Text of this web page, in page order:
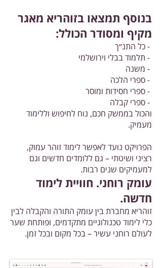
בנוסף תמצאו בזוהריא מאגר
מקיף ומסודר הכולל:
- כל התנ״ך
- תלמוד בבלי וירושלמי
- משנה
- ספרי הלכה
- ספרי חסידות ומוסר
- ספרי קבלה
והכול בממשק חכם, נוח לחיפוש וללימוד
מעמיק.
הפרויקט נועד לאפשר לימוד זוהר עמוק,
רציני ושיטתי – גם ללומדים חדשים וגם
למעמיקים שנים רבות.
עומק רוחני. חוויית לימוד
חדשה.
זוהריא מחברת בין עומק התורה והקבלה לבין
כלי לימוד טכנולוגיים מתקדמים, ופותחת שער
לעולם רוחני עשיר – בכל מקום ובכל זמן.